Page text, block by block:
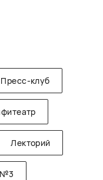
Пресс-клуб
Лекторий